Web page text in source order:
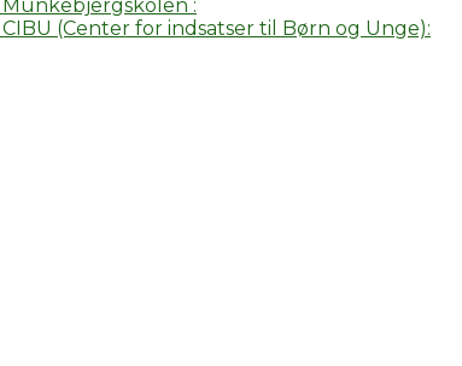
:
(Center for indsatser til Børn og Unge):